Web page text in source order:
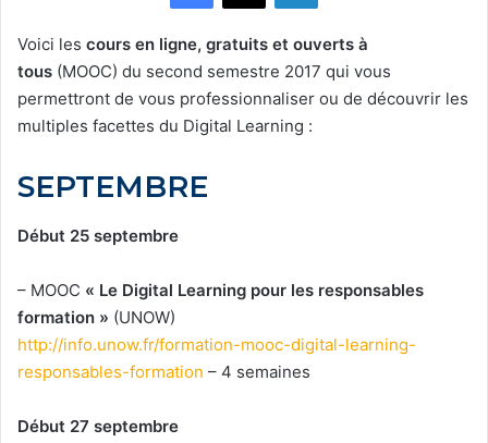
Voici les cours en ligne, gratuits et ouverts à
tous (MOOC) du second semestre 2017 qui vous
permettront de vous professionnaliser ou de découvrir les
multiples facettes du Digital Learning :
SEPTEMBRE
Début 25 septembre
– MOOC « Le Digital Learning pour les responsables
formation » (UNOW)
http://info.unow.fr/formation-mooc-digital-learning-
responsables-formation – 4 semaines
Début 27 septembre